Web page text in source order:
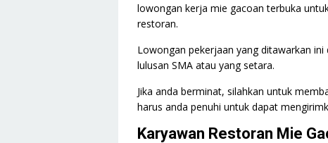
lowongan kerja mie gacoan terbuka
restoran.
Lowongan pekerjaan yang ditawarkan
lulusan SMA atau yang setara.
Jika anda berminat, silahkan untuk
harus anda penuhi untuk dapat
Karyawan Restoran Mie